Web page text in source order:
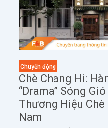
Chuyển động
Chè Chang Hi:
“Drama” Sóng
Thương Hiệu Chè
Nam